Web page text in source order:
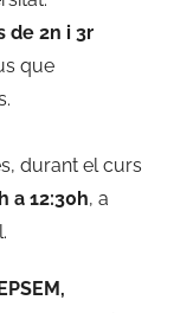
de 2n i 3r
que
durant el curs
a 12:30h, a